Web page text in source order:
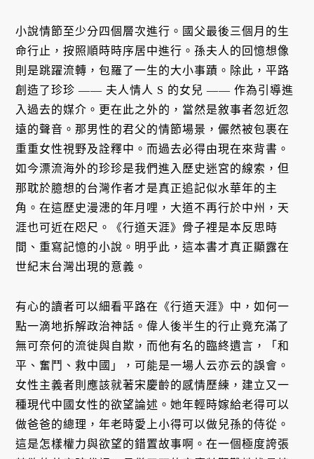
小說情節至少分四個層次進行。國父最後三個月的生
命行止，按照順時時序居中進行。孫夫人的回憶想像
則是跳躍流轉，包羅了一生的大小事蹟。除此，平路
創造了珍珍 —— 夫人情人 S 的女兒 —— 作為引導進
入過去的媒介。更在此之外的，當然是敘事者忽近忽
遠的聲音。那男性的君父的情節場景，儼然被包裹在
重重女性視野及詮釋中。而過去必得由現在來背書。
如今漂流海外的珍珍是我們進入歷史迷宮的線索，但
那耽於臆想的台灣作者才是真正追記似水華年的主
角。在這歷史漫漶的年月哩，大道不再行於中州，天
涯也可近在咫尺。《行道天涯》骨子裡是本反思時
間、重寫記憶的小說。明乎此，這本書才真正顯露在
世紀末台灣出現的意義。
有心的讀者可以細看平路在《行道天涯》中，如何一
點一滴地拆解政治神話。偉人後半生的行止竟充滿了
無可奈何的流徙與自欺，而他有名的臨終遺言，「和
平、奮鬥、救中國」，可能是一場人云亦云的誤會。
女性主義者則應該就著宋慶齡的感情歷練，建立又一
種現代中國女性的欲望論述。她年輕時嫁給老得可以
做爸爸的總理，年老時愛上小得可以做兒孫的侍從。
這是怎樣權力與欲望的錯置故事啊。在一個極度誇張